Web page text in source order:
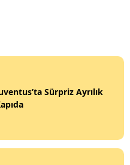
Sürpriz Ayrılık